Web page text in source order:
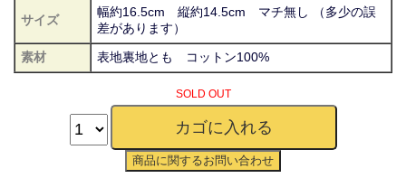
サイズ
幅約16.5cm 縦約14.5cm マチ無し （多少の誤
差があります）
素材
表地裏地とも コットン100%
SOLD OUT